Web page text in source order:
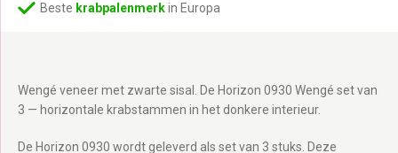
Wengé veneer met zwarte sisal. De Horizon 0930 Wengé set van
3 — horizontale krabstammen in het donkere interieur.
De Horizon 0930 wordt geleverd als set van 3 stuks. Deze
Beste krabpalenmerkin Europa